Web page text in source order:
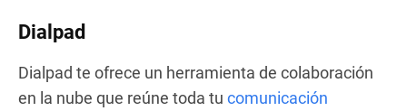
Dialpad
Dialpad te ofrece un herramienta de colaboración
en la nube que reúne toda tu comunicación